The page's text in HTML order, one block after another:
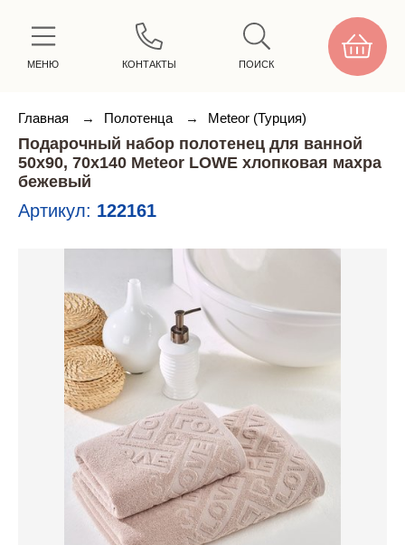
МЕНЮ КОНТАКТЫ ПОИСК
Главная → Полотенца → Meteor (Турция)
Подарочный набор полотенец для ванной
50х90, 70х140 Meteor LOWE хлопковая махра
бежевый
Артикул: 122161